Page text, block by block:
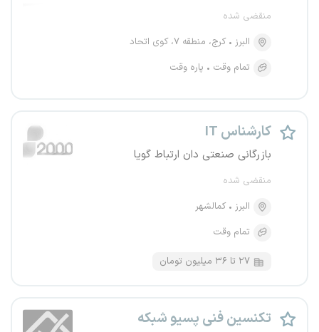
منقضی شده
البرز
کرج، منطقه ۷، کوی اتحاد
تمام وقت
پاره وقت
کارشناس IT
بازرگانی صنعتی دان ارتباط گویا
منقضی شده
البرز
کمالشهر
تمام وقت
۲۷ تا ۳۶ میلیون تومان
تکنسین فنی پسیو شبکه